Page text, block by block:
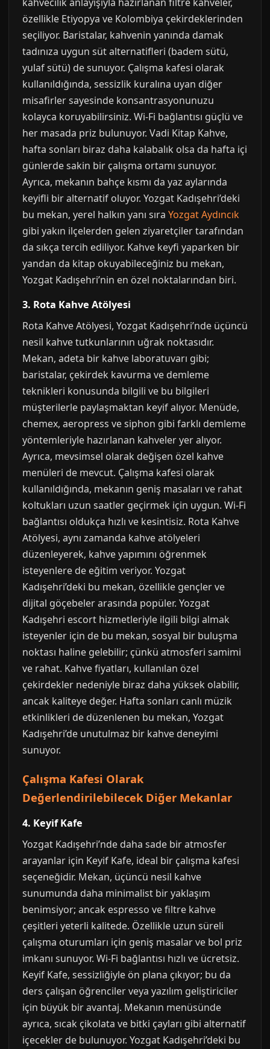
özellikle Etiyopya ve Kolombiya çekirdeklerinden
seçiliyor. Baristalar, kahvenin yanında damak
tadınıza uygun süt alternatifleri (badem sütü,
yulaf sütü) de sunuyor. Çalışma kafesi olarak
kullanıldığında, sessizlik kuralına uyan diğer
misafirler sayesinde konsantrasyonunuzu
kolayca koruyabilirsiniz. Wi-Fi bağlantısı güçlü ve
her masada priz bulunuyor. Vadi Kitap Kahve,
hafta sonları biraz daha kalabalık olsa da hafta içi
günlerde sakin bir çalışma ortamı sunuyor.
Ayrıca, mekanın bahçe kısmı da yaz aylarında
keyifli bir alternatif oluyor. Yozgat Kadışehri’deki
bu mekan, yerel halkın yanı sıra Yozgat Aydıncık
gibi yakın ilçelerden gelen ziyaretçiler tarafından
da sıkça tercih ediliyor. Kahve keyfi yaparken bir
yandan da kitap okuyabileceğiniz bu mekan,
Yozgat Kadışehri’nin en özel noktalarından biri.
3. Rota Kahve Atölyesi
Rota Kahve Atölyesi, Yozgat Kadışehri’nde üçüncü
nesil kahve tutkunlarının uğrak noktasıdır.
Mekan, adeta bir kahve laboratuvarı gibi;
baristalar, çekirdek kavurma ve demleme
teknikleri konusunda bilgili ve bu bilgileri
müşterilerle paylaşmaktan keyif alıyor. Menüde,
chemex, aeropress ve siphon gibi farklı demleme
yöntemleriyle hazırlanan kahveler yer alıyor.
Ayrıca, mevsimsel olarak değişen özel kahve
menüleri de mevcut. Çalışma kafesi olarak
kullanıldığında, mekanın geniş masaları ve rahat
koltukları uzun saatler geçirmek için uygun. Wi-Fi
bağlantısı oldukça hızlı ve kesintisiz. Rota Kahve
Atölyesi, aynı zamanda kahve atölyeleri
düzenleyerek, kahve yapımını öğrenmek
isteyenlere de eğitim veriyor. Yozgat
Kadışehri’deki bu mekan, özellikle gençler ve
dijital göçebeler arasında popüler. Yozgat
Kadışehri escort hizmetleriyle ilgili bilgi almak
isteyenler için de bu mekan, sosyal bir buluşma
noktası haline gelebilir; çünkü atmosferi samimi
ve rahat. Kahve fiyatları, kullanılan özel
çekirdekler nedeniyle biraz daha yüksek olabilir,
ancak kaliteye değer. Hafta sonları canlı müzik
etkinlikleri de düzenlenen bu mekan, Yozgat
Kadışehri’de unutulmaz bir kahve deneyimi
sunuyor.
Çalışma Kafesi Olarak
Değerlendirilebilecek Diğer Mekanlar
4. Keyif Kafe
Yozgat Kadışehri’nde daha sade bir atmosfer
arayanlar için Keyif Kafe, ideal bir çalışma kafesi
seçeneğidir. Mekan, üçüncü nesil kahve
sunumunda daha minimalist bir yaklaşım
benimsiyor; ancak espresso ve filtre kahve
çeşitleri yeterli kalitede. Özellikle uzun süreli
çalışma oturumları için geniş masalar ve bol priz
imkanı sunuyor. Wi-Fi bağlantısı hızlı ve ücretsiz.
Keyif Kafe, sessizliğiyle ön plana çıkıyor; bu da
ders çalışan öğrenciler veya yazılım geliştiriciler
için büyük bir avantaj. Mekanın menüsünde
ayrıca, sıcak çikolata ve bitki çayları gibi alternatif
içecekler de bulunuyor. Yozgat Kadışehri’deki bu